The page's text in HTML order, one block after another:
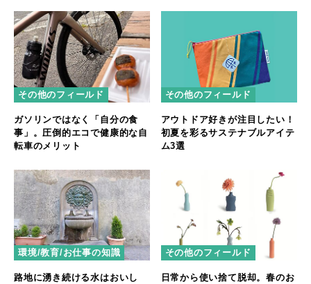
その他のフィールド
ガソリンではなく「自分の食
事」。圧倒的エコで健康的な自
転車のメリット
その他のフィールド
アウトドア好きが注目したい！
初夏を彩るサステナブルアイテ
ム3選
環境/教育/お仕事の知識
路地に湧き続ける水はおいし
その他のフィールド
日常から使い捨て脱却。春のお